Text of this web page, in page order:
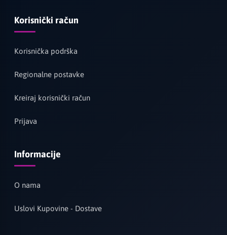
Korisnički račun
Korisnička podrška
Regionalne postavke
Kreiraj korisnički račun
Prijava
Informacije
O nama
Uslovi Kupovine - Dostave